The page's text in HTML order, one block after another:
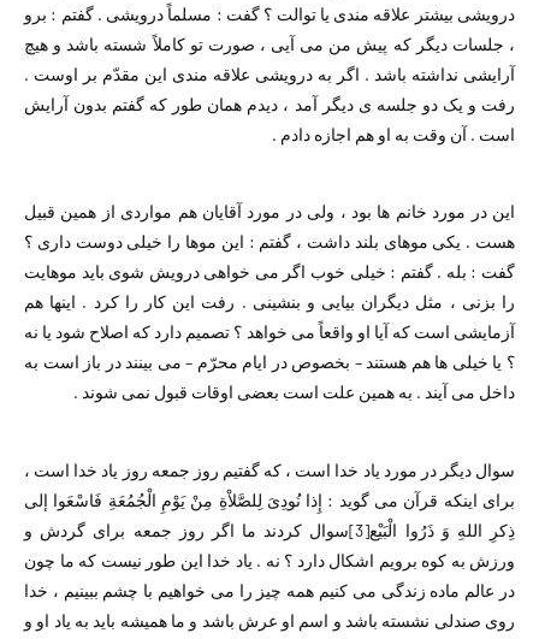
درویشی بیشتر علاقه مندی یا توالت ؟ گفت : مسلماً درویشی . گفتم : برو
، جلسات دیگر که پیش من می آیی ،‌ صورت تو کاملاً شسته باشد و هیچ
آرایشی نداشته باشد . اگر به درویشی علاقه مندی این مقدّم بر اوست .
رفت و یک دو جلسه ی دیگر آمد ، دیدم همان طور که گفتم بدون آرایش
است . آن وقت به او هم اجازه دادم .
این در مورد خانم ها بود ، ولی در مورد آقایان هم مواردی از همین قبیل
هست . یکی موهای بلند داشت ،‌ گفتم : این موها را خیلی دوست داری ؟
گفت : بله . گفتم : خیلی خوب اگر می خواهی درویش شوی باید موهایت
را بزنی ، مثل دیگران بیایی و بنشینی . رفت این کار را کرد . اینها هم
آزمایشی است که آیا او واقعاً می خواهد ؟ تصمیم دارد که اصلاح شود یا نه
؟ یا خیلی ها هم هستند – بخصوص در ایام محرّم – می بینند در باز است به
داخل می آیند . به همین علت است بعضی اوقات قبول نمی شوند .
سوال دیگر در مورد یاد خدا است ، که گفتیم روز جمعه روز یاد خدا است ،
برای اینکه قرآن می گوید : إِذا نُودِیَ لِلصَّلاْةِ مِنْ یَوْمِ الْجُمُعَةِ فَاسْعَوا إلی
ذِکرِ اللهِ وَ ذَرُوا الْبَیْع[3]
سوال کردند ما اگر روز جمعه برای گردش و
ورزش به کوه برویم اشکال دارد ؟ نه . یاد خدا این طور نیست که ما چون
در عالم ماده زندگی می کنیم همه چیز را می خواهیم با چشم ببینیم ، خدا
روی صندلی نشسته باشد و اسم او عرش باشد و ما همیشه باید به یاد او و